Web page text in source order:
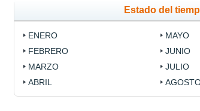
Estado del
ENERO
FEBRERO
MARZO
ABRIL
MAYO
JUNIO
JULIO